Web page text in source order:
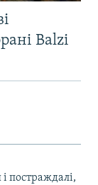
Balzi
постраждалі,